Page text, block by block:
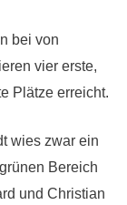
bei von
vier erste,
Plätze erreicht.
wies zwar ein
Bereich
und Christian